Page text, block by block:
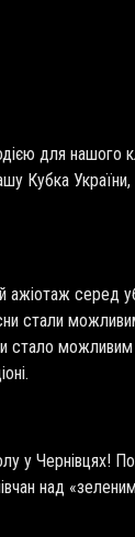
для нашого
Кубка України,
серед
стали
стало
Чернівцях!
над